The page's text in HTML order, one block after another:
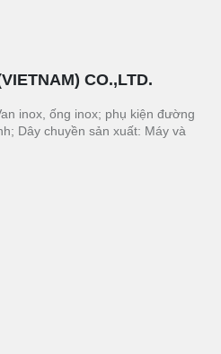
CO.,LTD.
inox, ống inox; phụ kiện đường
Dây chuyền sản xuất: Máy và